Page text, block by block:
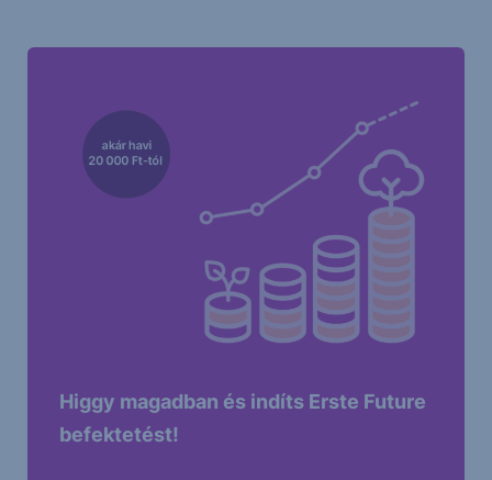
Higgy magadban és indíts Erste Future
befektetést!